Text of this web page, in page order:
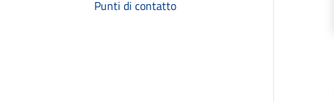
Punti di contatto